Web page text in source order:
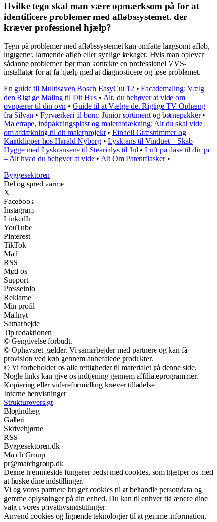
Hvilke tegn skal man være opmærksom på for at
identificere problemer med afløbssystemet, der
kræver professionel hjælp?
Tegn på problemer med afløbssystemet kan omfatte langsomt afløb,
lugtgener, larmende afløb eller synlige lækager. Hvis man oplever
sådanne problemer, bør man kontakte en professionel VVS-
installatør for at få hjælp med at diagnosticere og løse problemet.
En guide til Multisaven Bosch EasyCut 12 • Facademaling: Vælg
den Rigtige Maling til Dit Hus • Alt, du behøver at vide om
ovnpærer til din ovn • Guide til at Vælge det Rigtige TV Ophæng
fra Silvan • Fyrværkeri til børn: Junior sortiment og børnepakker•
Malertape, indpakningsplast og malerafdækning: Alt du skal vide
om afdækning til dit malerprojekt • Einhell Græstrimmer og
Kantklipper hos Harald Nyborg • Lyskrans til Vinduet – Skab
Hygge med Lyskransene til Stearinlys til Jul • Luft på dåse til din pc
– Alt hvad du behøver at vide • Alt Om Patentflasker•
Byggesektoren
Del og spred varme
X
Facebook
Instagram
LinkedIn
YouTube
Pinterest
TikTok
Mail
RSS
Mød os
Support
Presseinfo
Reklame
Min profil
Mailnyt
Samarbejde
Tip redaktionen
© Gengivelse forbudt.
© Ophavsret gælder. Vi samarbejder med partnere og kan få
provision ved køb gennem anbefalede produkter.
© Vi forbeholder os alle rettigheder til materialet på denne side.
Nogle links kan give os indtjening gennem affiliateprogrammer.
Kopiering eller videreformidling kræver tilladelse.
Interne henvisninger
Strukturoversigt
Blogindlæg
Galleri
Skrivehjørne
RSS
Byggesektoren.dk
Match Group
pr@matchgroup.dk
Denne hjemmeside fungerer bedst med cookies, som hjælper os med
at huske dine indstillinger.
Vi og vores partnere bruger cookies til at behandle persondata og
gemme oplysninger på din enhed. Du kan til enhver tid ændre dine
valg i vores privatlivsindstillinger
Anvend cookies og lignende teknologier til at gemme information,